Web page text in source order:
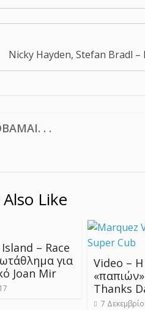
Nicky Hayden, Stefan Bradl
. .
Like
– Race
για
Joan Mir
Video –
Thanks
7